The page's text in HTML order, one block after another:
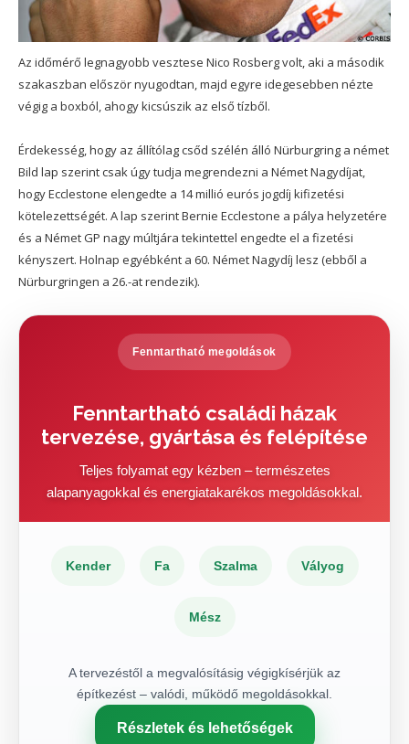
Az időmérő legnagyobb vesztese Nico Rosberg volt, aki a második
szakaszban először nyugodtan, majd egyre idegesebben nézte
végig a boxból, ahogy kicsúszik az első tízből.
Érdekesség, hogy az állítólag csőd szélén álló Nürburgring a német
Bild lap szerint csak úgy tudja megrendezni a Német Nagydíjat,
hogy Ecclestone elengedte a 14 millió eurós jogdíj kifizetési
kötelezettségét. A lap szerint Bernie Ecclestone a pálya helyzetére
és a Német GP nagy múltjára tekintettel engedte el a fizetési
kényszert. Holnap egyébként a 60. Német Nagydíj lesz (ebből a
Nürburgringen a 26.-at rendezik).
Fenntartható megoldások
Fenntartható családi házak
tervezése, gyártása és felépítése
Teljes folyamat egy kézben – természetes
alapanyagokkal és energiatakarékos megoldásokkal.
Kender Fa Szalma Vályog
Mész
A tervezéstől a megvalósításig végigkísérjük az
építkezést – valódi, működő megoldásokkal.
Részletek és lehetőségek